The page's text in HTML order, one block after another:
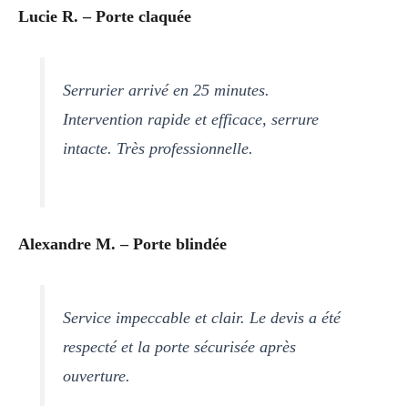
Lucie R. – Porte claquée
Serrurier arrivé en 25 minutes.
Intervention rapide et efficace, serrure
intacte. Très professionnelle.
Alexandre M. – Porte blindée
Service impeccable et clair. Le devis a été
respecté et la porte sécurisée après
ouverture.